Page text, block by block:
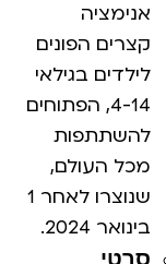
אנימציה
קצרים הפונים
לילדים בגילאי
4-14, הפתוחים
להשתתפות
מכל העולם,
שנוצרו לאחר 1
בינואר 2024.
סרטי